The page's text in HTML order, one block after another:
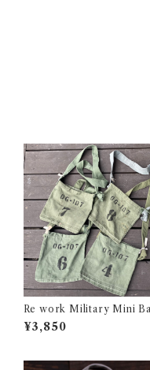
Re work Military Mini
リワーク ミリタリー ミニ バ
古着
¥3,850